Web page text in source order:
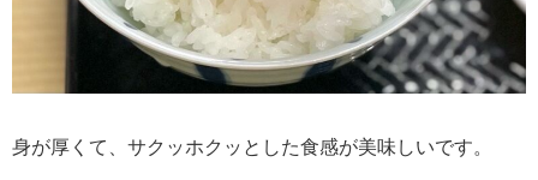
身が厚くて、サクッホクッとした食感が美味しいです。